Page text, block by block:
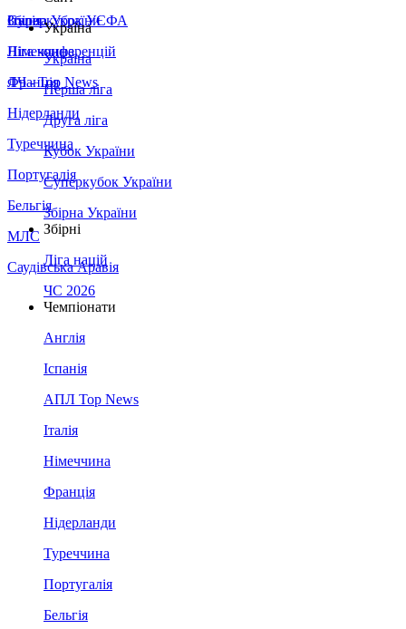
Збірна України
Італія
Німеччина
Франція
Нідерланди
Туреччина
Португалія
Бельгія
МЛС
Саудівська Аравія
Суперкубок УЄФА
Ліга конференцій
ЛЧ - Top News
Україна
Україна
Перша ліга
Друга ліга
Кубок України
Суперкубок України
Збірна України
Збірні
Ліга націй
ЧС 2026
Чемпіонати
Англія
Іспанія
АПЛ Top News
Італія
Німеччина
Франція
Нідерланди
Туреччина
Португалія
Бельгія